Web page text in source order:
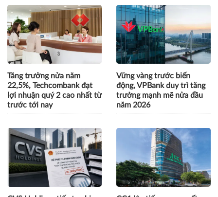
Tăng trưởng nửa năm
22,5%, Techcombank đạt
lợi nhuận quý 2 cao nhất từ
trước tới nay
Vững vàng trước biến
động, VPBank duy trì tăng
trưởng mạnh mẽ nửa đầu
năm 2026